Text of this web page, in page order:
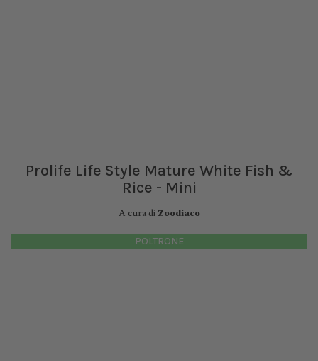
Prolife Life Style Mature White Fish &
Rice - Mini
A cura di Zoodiaco
POLTRONE